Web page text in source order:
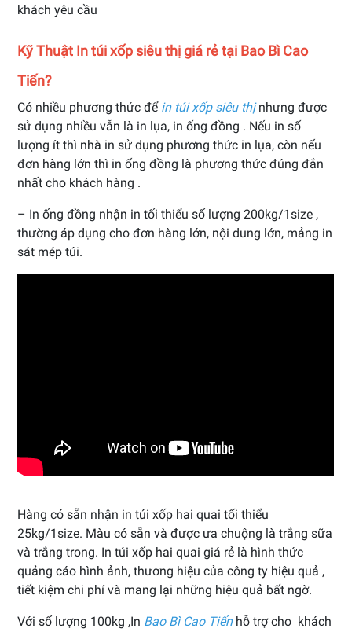
khách yêu cầu
Kỹ Thuật In túi xốp siêu thị giá rẻ tại Bao Bì Cao
Tiến?
Có nhiều phương thức để in túi xốp siêu thịnhưng được
sử dụng nhiều vẫn là in lụa, in ống đồng . Nếu in số
lượng ít thì nhà in sử dụng phương thức in lụa, còn nếu
đơn hàng lớn thì in ống đồng là phương thức đúng đắn
nhất cho khách hàng .
– In ống đồng nhận in tối thiểu số lượng 200kg/1size ,
thường áp dụng cho đơn hàng lớn, nội dung lớn, mảng in
sát mép túi.
Hàng có sẵn nhận in túi xốp hai quai tối thiểu
25kg/1size. Màu có sẵn và được ưa chuộng là trắng sữa
và trắng trong. In túi xốp hai quai giá rẻ là hình thức
quảng cáo hình ảnh, thương hiệu của công ty hiệu quả ,
tiết kiệm chi phí và mang lại những hiệu quả bất ngờ.
Với số lượng 100kg ,In Bao Bì Cao Tiếnhỗ trợ cho khách